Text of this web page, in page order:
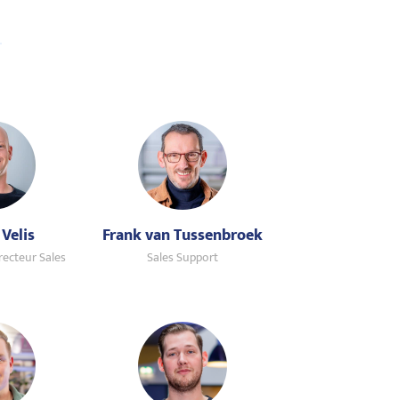
Sales
Frank van Tussenbroek
Sales Support